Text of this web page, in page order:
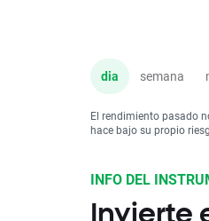
dia semana
El rendimiento pasado
hace bajo su propio
INFO DEL
Invierte